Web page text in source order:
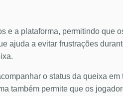
a plataforma, permitindo que
ajuda a evitar frustrações
o status da queixa
também permite que os